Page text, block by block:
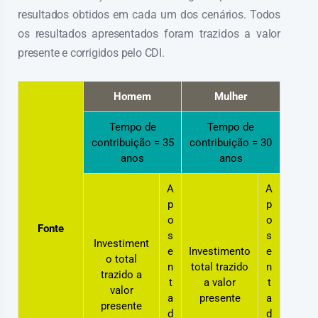
resultados obtidos em cada um dos cenários. Todos
os resultados apresentados foram trazidos a valor
presente e corrigidos pelo CDI.
Fonte
Homem Mulher
Tempo de
contribuição = 35
anos
Tempo de
contribuição = 30
anos
Investiment
o total
trazido a
valor
presente
A
p
o
s
e
n
t
a
d
Investimento
total trazido
a valor
presente
A
p
o
s
e
n
t
a
d